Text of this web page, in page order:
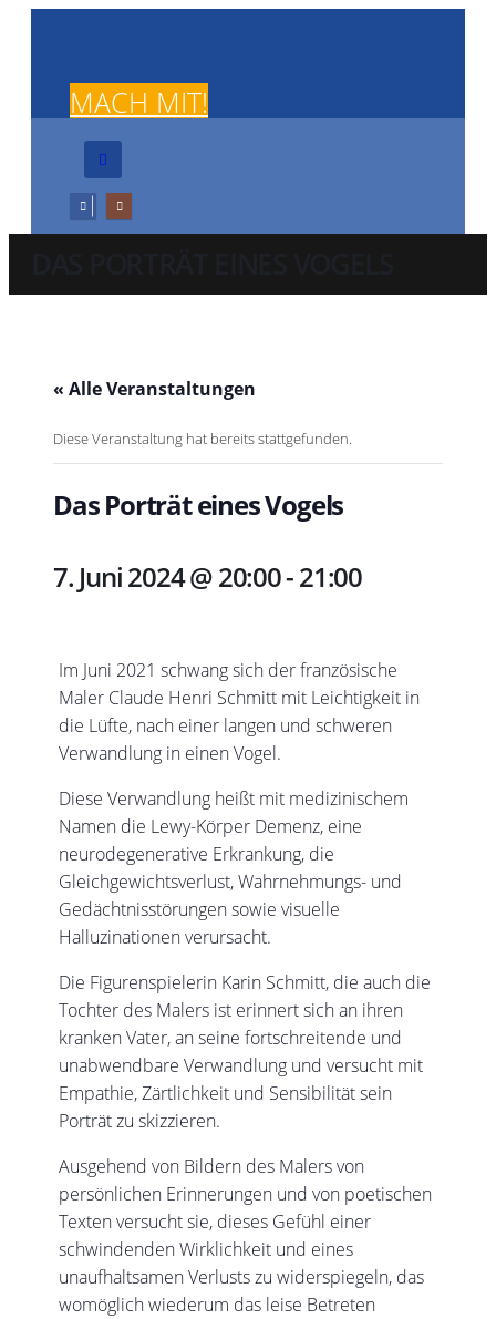
MACH MIT!
« Alle Veranstaltungen
Diese Veranstaltung hat bereits stattgefunden.
Das Porträt eines Vogels
7. Juni 2024 @ 20:00-21:00
Im Juni 2021 schwang sich der französische
Maler Claude Henri Schmitt mit Leichtigkeit in
die Lüfte, nach einer langen und schweren
Verwandlung in einen Vogel.
Diese Verwandlung heißt mit medizinischem
Namen die Lewy-Körper Demenz, eine
neurodegenerative Erkrankung, die
Gleichgewichtsverlust, Wahrnehmungs- und
Gedächtnisstörungen sowie visuelle
Halluzinationen verursacht.
Die Figurenspielerin Karin Schmitt, die auch die
Tochter des Malers ist erinnert sich an ihren
kranken Vater, an seine fortschreitende und
unabwendbare Verwandlung und versucht mit
Empathie, Zärtlichkeit und Sensibilität sein
Porträt zu skizzieren.
Ausgehend von Bildern des Malers von
persönlichen Erinnerungen und von poetischen
Texten versucht sie, dieses Gefühl einer
schwindenden Wirklichkeit und eines
unaufhaltsamen Verlusts zu widerspiegeln, das
womöglich wiederum das leise Betreten